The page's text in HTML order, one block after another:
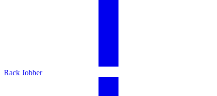
Rack Jobber